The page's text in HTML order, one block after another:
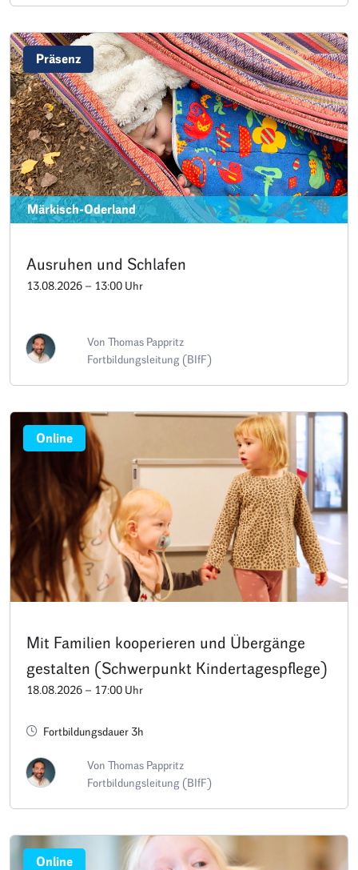
Präsenz
Märkisch-Oderland
Ausruhen und Schlafen
13.08.2026 – 13:00 Uhr
Von Thomas Pappritz
Fortbildungsleitung (BIfF)
Online
Mit Familien kooperieren und Übergänge
gestalten (Schwerpunkt Kindertagespflege)
18.08.2026 – 17:00 Uhr
Fortbildungsdauer 3h
Von Thomas Pappritz
Fortbildungsleitung (BIfF)
Online